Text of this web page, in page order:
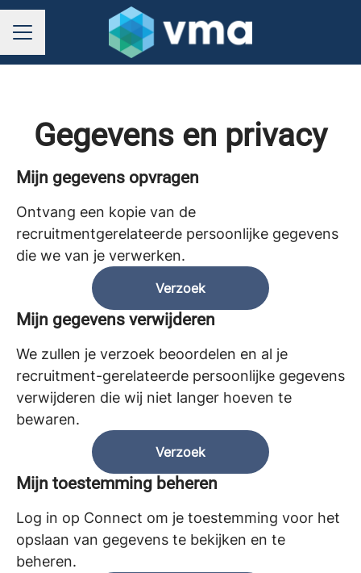
CARRIÈREMENU
Gegevens en privacy
Mijn gegevens opvragen
Ontvang een kopie van de
recruitmentgerelateerde persoonlijke gegevens
die we van je verwerken.
Verzoek
Mijn gegevens verwijderen
We zullen je verzoek beoordelen en al je
recruitment-gerelateerde persoonlijke gegevens
verwijderen die wij niet langer hoeven te
bewaren.
Verzoek
Mijn toestemming beheren
Log in op Connect om je toestemming voor het
opslaan van gegevens te bekijken en te
beheren.